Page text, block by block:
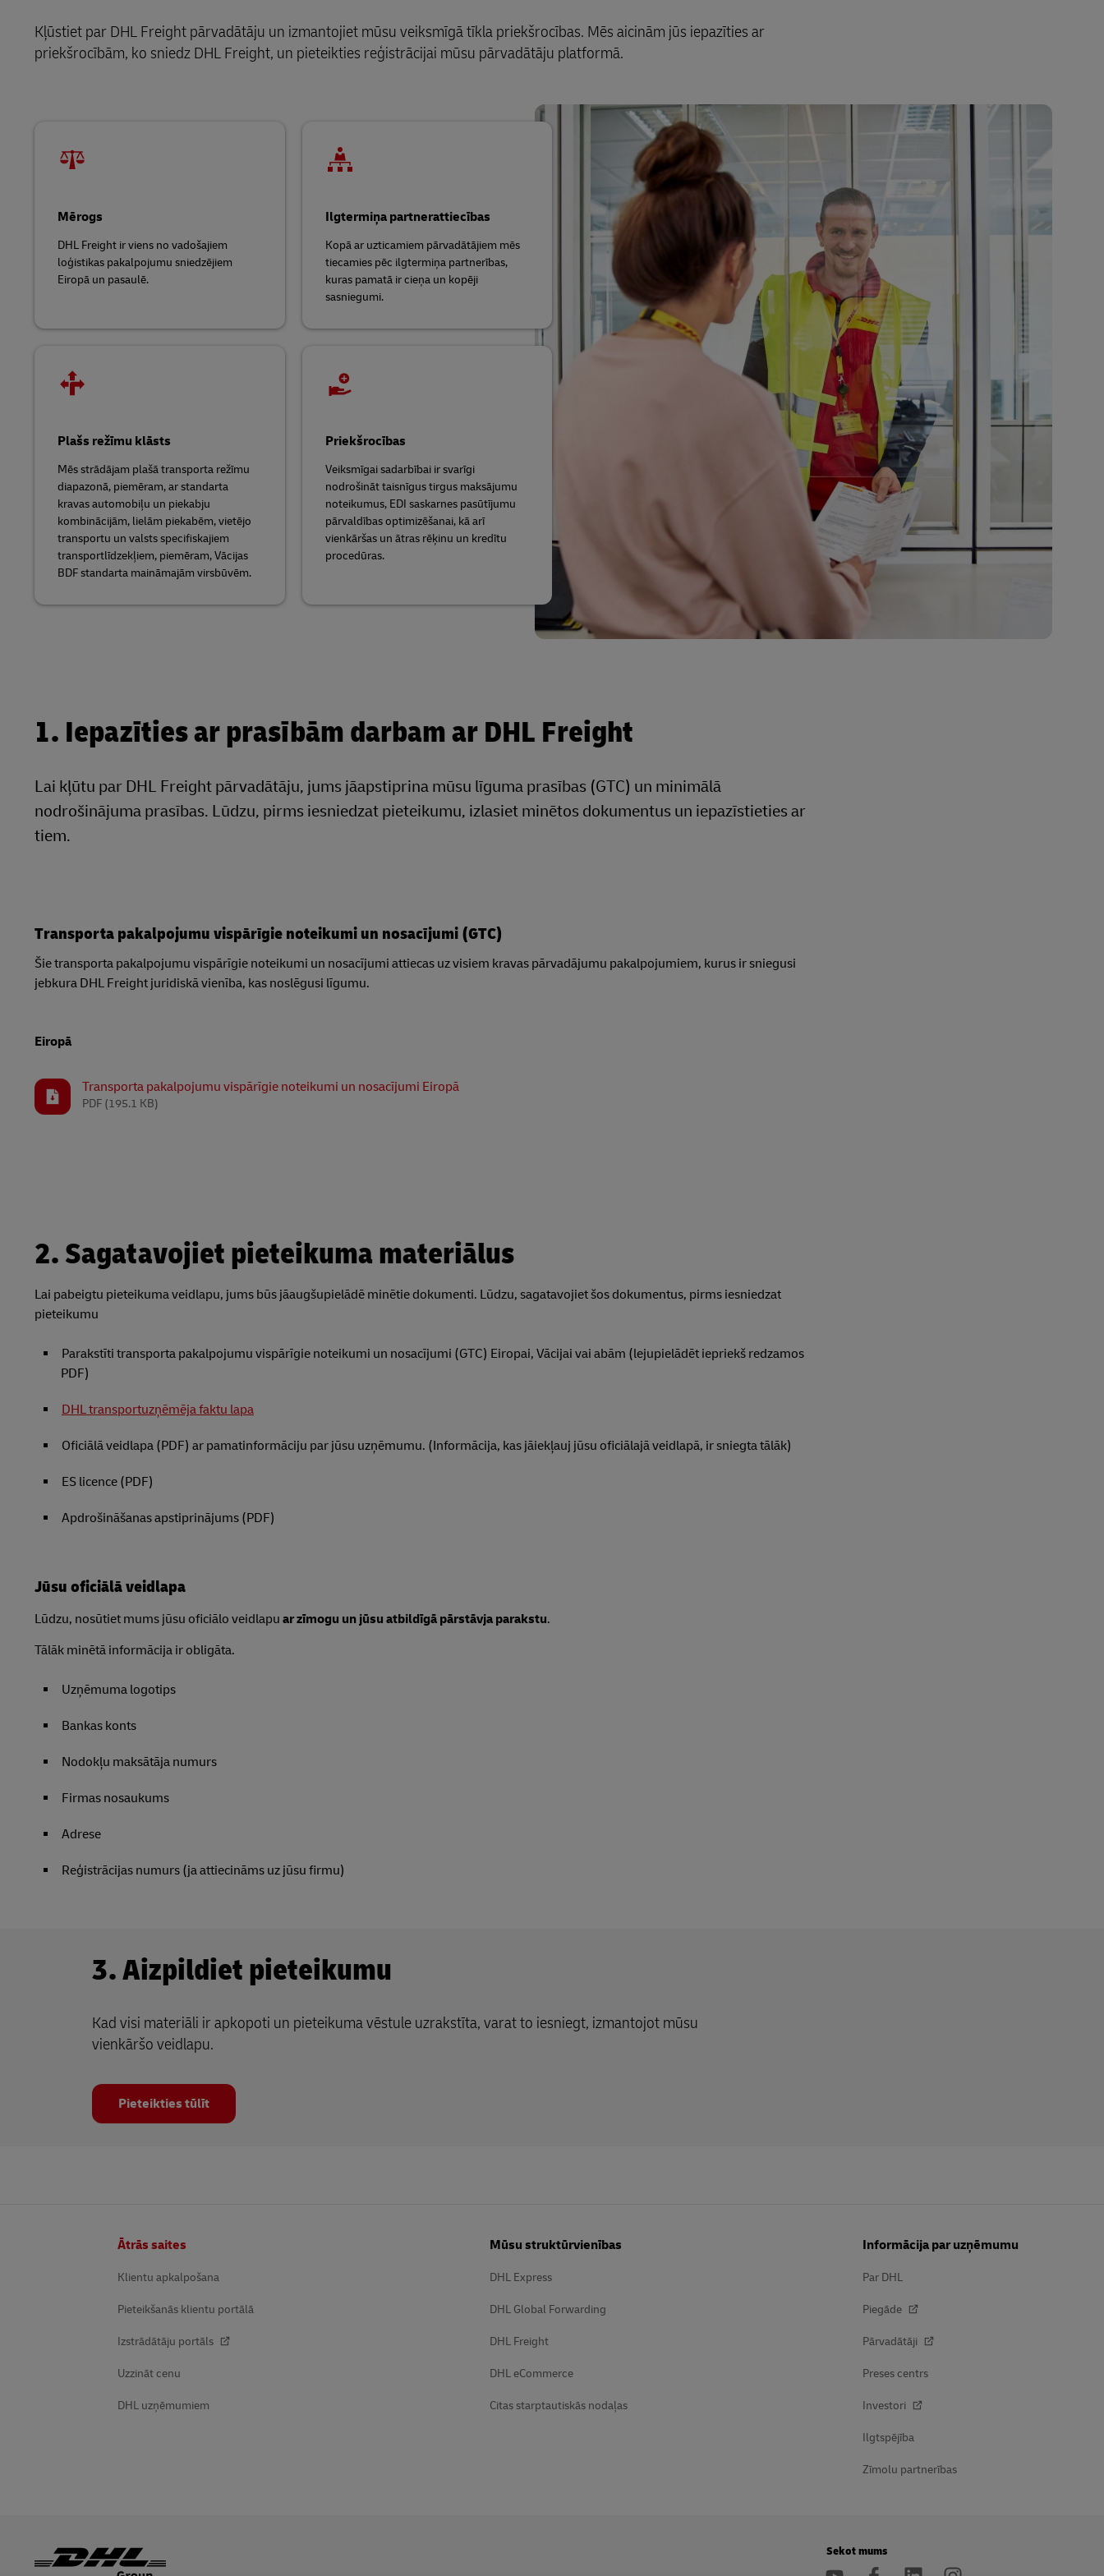
MyGTS
Uzzināt par portāliem
Uzzināt par portāliem
Kļūstiet par DHL Freight pārvadātāju un izmantojiet mūsu veiksmīgā tīkla priekšrocības. Mēs aicinām jūs iepazīties ar
priekšrocībām, ko sniedz DHL Freight, un pieteikties reģistrācijai mūsu pārvadātāju platformā.
Mērogs
DHL Freight ir viens no vadošajiem
loģistikas pakalpojumu sniedzējiem
Eiropā un pasaulē.
Ilgtermiņa partnerattiecības
Kopā ar uzticamiem pārvadātājiem mēs
tiecamies pēc ilgtermiņa partnerības,
kuras pamatā ir cieņa un kopēji
sasniegumi.
Plašs režīmu klāsts
Mēs strādājam plašā transporta režīmu
diapazonā, piemēram, ar standarta
kravas automobiļu un piekabju
kombinācijām, lielām piekabēm, vietējo
transportu un valsts specifiskajiem
transportlīdzekļiem, piemēram, Vācijas
BDF standarta maināmajām virsbūvēm.
Priekšrocības
Veiksmīgai sadarbībai ir svarīgi
nodrošināt taisnīgus tirgus maksājumu
noteikumus, EDI saskarnes pasūtījumu
pārvaldības optimizēšanai, kā arī
vienkāršas un ātras rēķinu un kredītu
procedūras.
1. Iepazīties ar prasībām darbam ar DHL Freight
Lai kļūtu par DHL Freight pārvadātāju, jums jāapstiprina mūsu līguma prasības (GTC) un minimālā
nodrošinājuma prasības. Lūdzu, pirms iesniedzat pieteikumu, izlasiet minētos dokumentus un iepazīstieties ar
tiem.
Transporta pakalpojumu vispārīgie noteikumi un nosacījumi (GTC)
Šie transporta pakalpojumu vispārīgie noteikumi un nosacījumi attiecas uz visiem kravas pārvadājumu pakalpojumiem, kurus ir sniegusi
jebkura DHL Freight juridiskā vienība, kas noslēgusi līgumu.
Eiropā
Transporta pakalpojumu vispārīgie noteikumi un nosacījumi Eiropā
PDF (195.1 KB)
2. Sagatavojiet pieteikuma materiālus
Lai pabeigtu pieteikuma veidlapu, jums būs jāaugšupielādē minētie dokumenti. Lūdzu, sagatavojiet šos dokumentus, pirms iesniedzat
pieteikumu
Parakstīti transporta pakalpojumu vispārīgie noteikumi un nosacījumi (GTC) Eiropai, Vācijai vai abām (lejupielādēt iepriekš redzamos
PDF)
DHL transportuzņēmēja faktu lapa
Oficiālā veidlapa (PDF) ar pamatinformāciju par jūsu uzņēmumu. (Informācija, kas jāiekļauj jūsu oficiālajā veidlapā, ir sniegta tālāk)
ES licence (PDF)
Apdrošināšanas apstiprinājums (PDF)
Jūsu oficiālā veidlapa
Lūdzu, nosūtiet mums jūsu oficiālo veidlapu ar zīmogu un jūsu atbildīgā pārstāvja parakstu.
Tālāk minētā informācija ir obligāta.
Uzņēmuma logotips
Bankas konts
Nodokļu maksātāja numurs
Firmas nosaukums
Adrese
Reģistrācijas numurs (ja attiecināms uz jūsu firmu)
3. Aizpildiet pieteikumu
Kad visi materiāli ir apkopoti un pieteikuma vēstule uzrakstīta, varat to iesniegt, izmantojot mūsu
vienkāršo veidlapu.
Pieteikties tūlīt
Ātrās saites
Klientu apkalpošana
Pieteikšanās klientu portālā
Izstrādātāju portāls
Uzzināt cenu
DHL uzņēmumiem
Mūsu struktūrvienības
DHL Express
DHL Global Forwarding
DHL Freight
DHL eCommerce
Citas starptautiskās nodaļas
Informācija par uzņēmumu
Par DHL
Piegāde
Pārvadātāji
Preses centrs
Investori
Ilgtspējība
Zīmolu partnerības
Sekot mums